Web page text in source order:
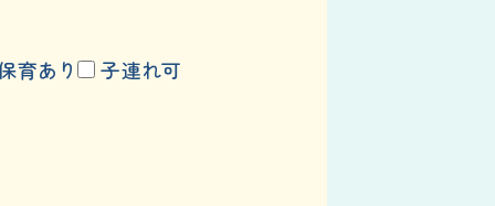
育あり 子連れ可